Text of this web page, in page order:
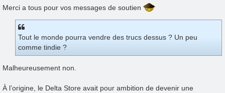
Merci a tous pour vos messages de soutien
Tout le monde pourra vendre des trucs dessus ? Un peu
comme tindie ?
Malheureusement non.
À l’origine, le Delta Store avait pour ambition de devenir une